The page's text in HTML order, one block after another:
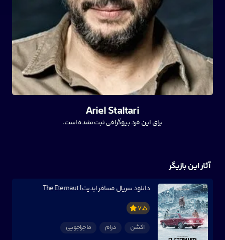
Ariel Staltari
برای این فرد بیوگرافی ثبت نشده است.
آثار این بازیگر
دانلود سریال مسافر ابدیت | The Eternaut
7.5
اکشن
درام ماجراجویی